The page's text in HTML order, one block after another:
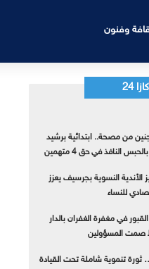
وفنون
كازا 24
من مصحة.. ابتدائية برشيد
النافذ في حق 4 متهمين
الأندية النسوية بجرسيف يعزز
للنساء
القبور في مغفرة الغفران بالدار
صمت المسؤولين
تنموية شاملة تحت القيادة